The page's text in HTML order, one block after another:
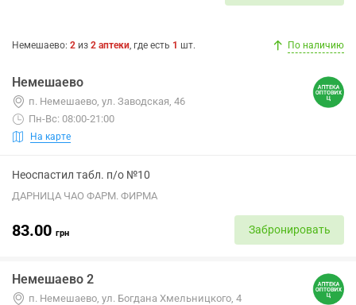
Немешаево: 2 из 2 аптеки, где есть 1 шт. По наличию
Немешаево
п. Немешаево, ул. Заводская, 46
Пн-Вс: 08:00-21:00
На карте
Неоспастил табл. п/о №10
ДАРНИЦА ЧАО ФАРМ. ФИРМА
83.00 грн Забронировать
Немешаево 2
п. Немешаево, ул. Богдана Хмельницкого, 4